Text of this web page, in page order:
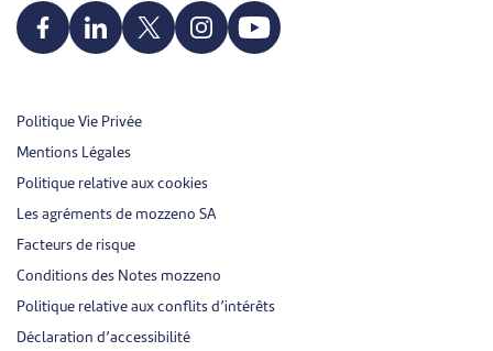
Politique Vie Privée
Mentions Légales
Politique relative aux cookies
Les agréments de mozzeno SA
Facteurs de risque
Conditions des Notes mozzeno
Politique relative aux conflits d’intérêts
Déclaration d’accessibilité